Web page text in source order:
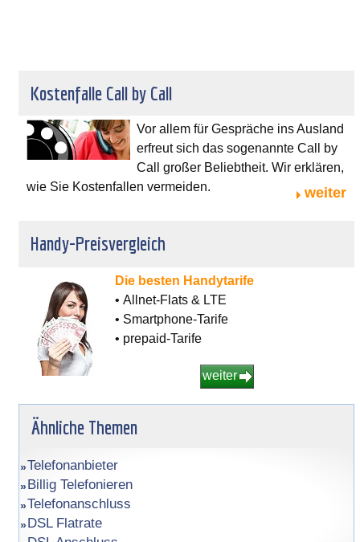
Kostenfalle Call by Call
Vor allem für Gespräche ins Ausland
erfreut sich das sogenannte Call by
Call großer Beliebtheit. Wir erklären,
wie Sie Kostenfallen vermeiden.
weiter
Handy-Preisvergleich
Die besten Handytarife
• Allnet-Flats & LTE
• Smartphone-Tarife
• prepaid-Tarife
weiter
Ähnliche Themen
Telefonanbieter
Billig Telefonieren
Telefonanschluss
DSL Flatrate